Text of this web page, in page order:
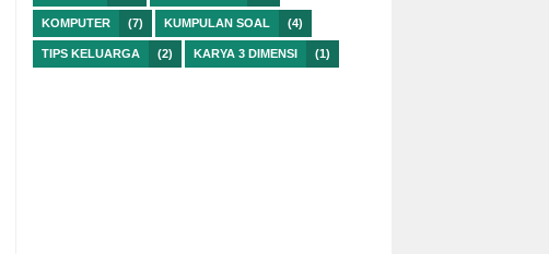
KOMPUTER (7) KUMPULAN SOAL (4)
TIPS KELUARGA (2) KARYA 3 DIMENSI (1)